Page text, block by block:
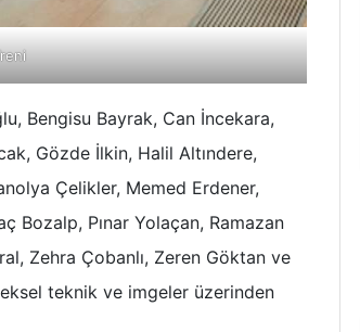
Bengisu Bayrak, Can İncekara,
Gözde İlkin, Halil Altındere,
Çelikler, Memed Erdener,
Bozalp, Pınar Yolaçan, Ramazan
Zehra Çobanlı, Zeren Göktan ve
teknik ve imgeler üzerinden